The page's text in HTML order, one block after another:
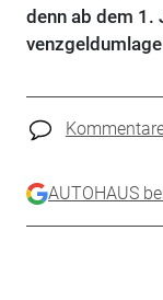
denn ab dem
AUTOHAUS